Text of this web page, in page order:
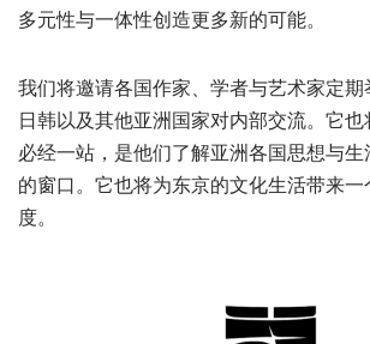
多元性与一体性创造更多新的可能。
我们将邀请各国作家、学者与艺术家定期
日韩以及其他亚洲国家对内部交流。它
必经一站，是他们了解亚洲各国思想与
的窗口。它也将为东京的文化生活带来
度。